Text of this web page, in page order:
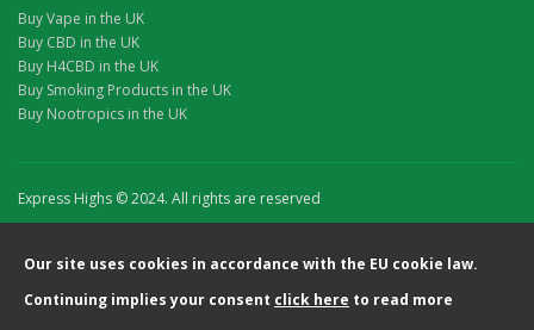
Buy Vape in the UK
Buy CBD in the UK
Buy H4CBD in the UK
Buy Smoking Products in the UK
Buy Nootropics in the UK
Express Highs © 2024. All rights are reserved
Our site uses cookies in accordance with the EU cookie law.
Continuing implies your consent click here to read more